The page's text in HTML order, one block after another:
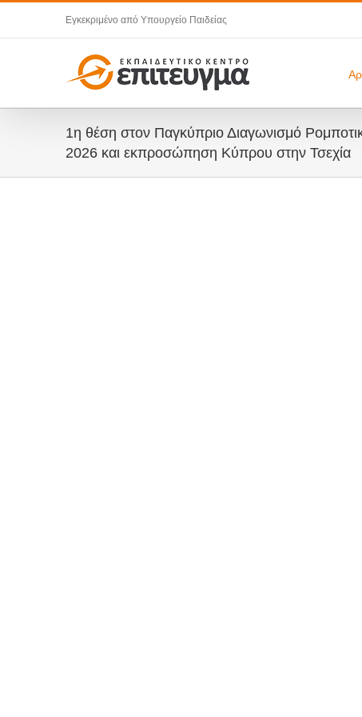
περιεχόμενο
Εγκεκριμένο από Υπουργείο Παιδείας
1η θέση στον Παγκύπριο Διαγωνισμό
2026 και εκπροσώπηση Κύπρου στην Τσεχία